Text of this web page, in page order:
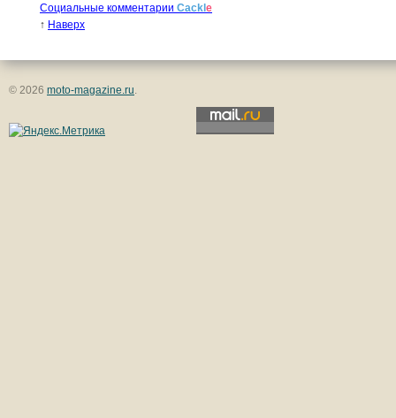
Социальные комментарии Cackle
↑ Наверх
© 2026 moto-magazine.ru.